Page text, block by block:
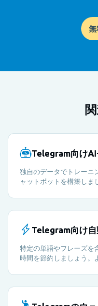
無
Telegram向けAI
独自のデータでトレーニ
ャットボットを構築しま
Telegram向け
特定の単語やフレーズを
時間を節約しましょう。